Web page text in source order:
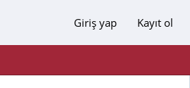
Giriş yap Kayıt ol